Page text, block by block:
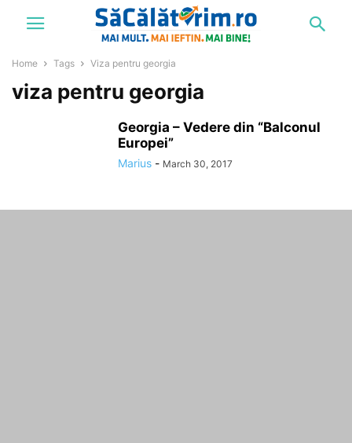
Home Tags Viza pentru georgia
viza pentru georgia
Georgia – Vedere din “Balconul
Europei”
Marius - March 30, 2017